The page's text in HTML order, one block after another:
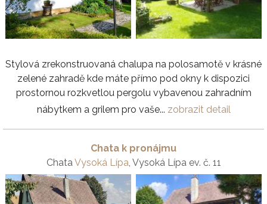
Stylová zrekonstruovaná chalupa na polosamotě v krásné
zelené zahradě kde máte přímo pod okny k dispozici
prostornou rozkvetlou pergolu vybavenou zahradním
nábytkem a grilem pro vaše... zobrazit detail
Chata k pronájmu
Chata Vysoká Lípa , Vysoká Lípa ev. č. 11